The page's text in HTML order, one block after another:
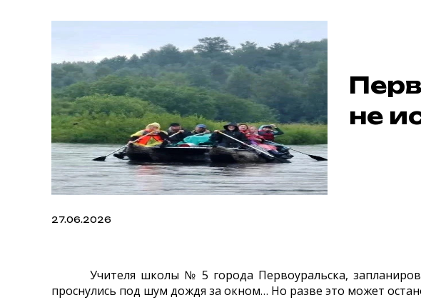
не
27.06.2026
Учителя школы № 5 города Первоуральска,
проснулись под шум дождя за окном… Но разве это может